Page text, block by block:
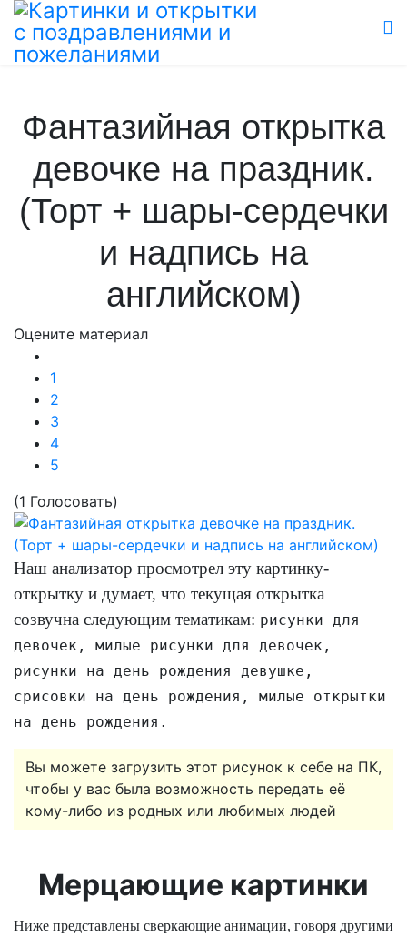
Фантазийная открытка
девочке на праздник.
(Торт + шары-сердечки
и надпись на
английском)
Оцените материал
1
2
3
4
5
(1 Голосовать)
Наш анализатор просмотрел эту картинку-
открытку и думает, что текущая открытка
созвучна следующим тематикам: рисунки для
девочек, милые рисунки для девочек,
рисунки на день рождения девушке,
срисовки на день рождения, милые открытки
на день рождения.
Вы можете загрузить этот рисунок к себе на ПК,
чтобы у вас была возможность передать её
кому-либо из родных или любимых людей
Мерцающие картинки
Ниже представлены сверкающие анимации, говоря другими